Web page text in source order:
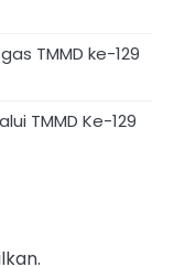
TMMD ke-129
TMMD Ke-129